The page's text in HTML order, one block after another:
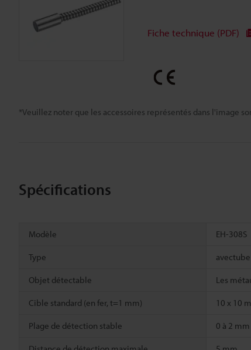
*Veuillez noter que les accessoires représentés dans l'image
Fiche technique (PDF)
Spécifications
Modèle EH-308S
Type
Objet détectable Les
Cible standard (en fer, t=1 mm) 10 x 10
Plage de détection stable 0 à 2 mm